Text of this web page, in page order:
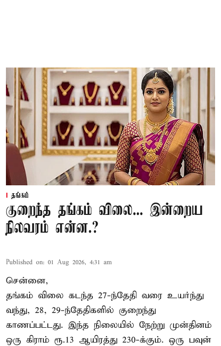
தங்கம்
குறைந்த தங்கம் விலை... இன்றைய
நிலவரம் என்ன.?
Published on: 01 Aug 2026, 4:31 am
சென்னை,
தங்கம் விலை கடந்த 27-ந்தேதி வரை உயர்ந்து
வந்து, 28, 29-ந்தேதிகளில் குறைந்து
காணப்பட்டது. இந்த நிலையில் நேற்று முன்தினம்
ஒரு கிராம் ரூ.13 ஆயிரத்து 230-க்கும். ஒரு பவுன்